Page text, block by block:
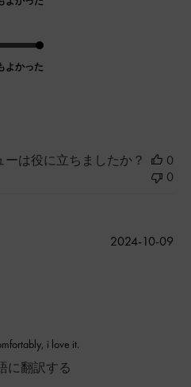
よかった
ーは役に立ちましたか？
0
0
i love it.
に翻訳する
公
2024-10-09